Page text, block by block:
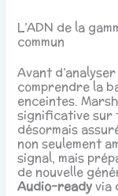
L’ADN de la
commun
Avant
comprendre la
enceintes.
significative sur
désormais
non seulement
signal, mais
de nouvelle
Audio-readyvia